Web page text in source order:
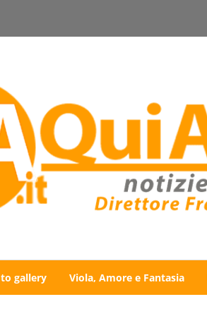
gallery Viola, Amore e Fantasia